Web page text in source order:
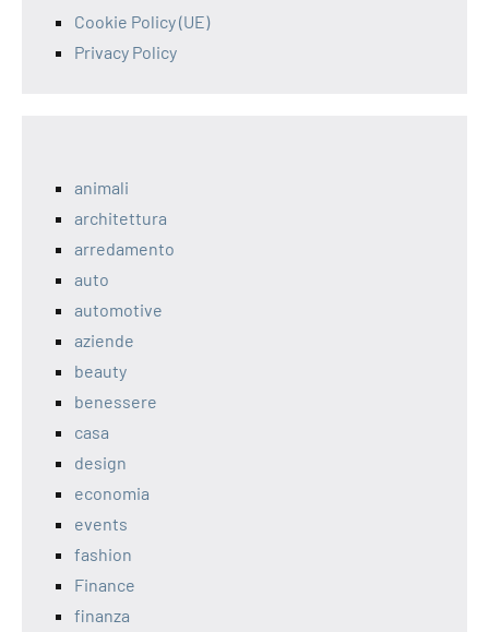
Cookie Policy (UE)
Privacy Policy
animali
architettura
arredamento
auto
automotive
aziende
beauty
benessere
casa
design
economia
events
fashion
Finance
finanza